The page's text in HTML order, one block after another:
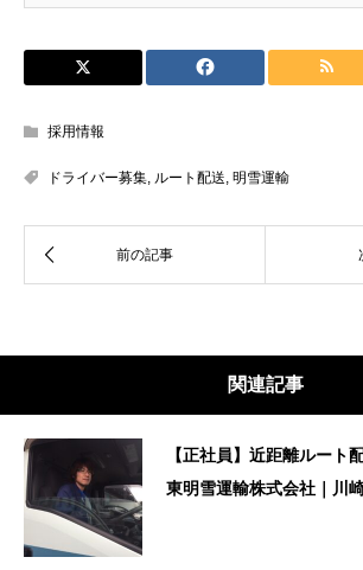
採用情報
ドライバー募集, ルート配送, 明雪運輸
関連記事
【正社員】近距離ルート
東明雪運輸株式会社｜川